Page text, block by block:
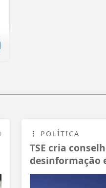
POLÍTICA
TSE cria
desinformação